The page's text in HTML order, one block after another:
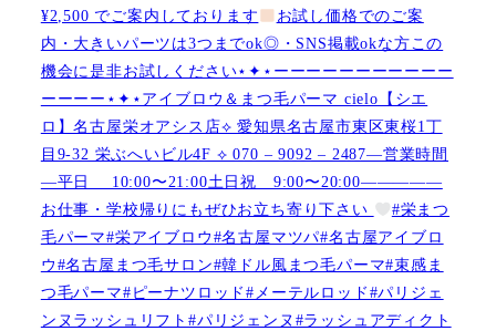
¥2,500 でご案内しております
お試し価格でのご案
内・大きいパーツは3つまでok◎・SNS掲載okな方この
機会に是非お試しください⋆✦⋆ーーーーーーーーーーー
ーーーー⋆✦⋆アイブロウ＆まつ毛パーマ cielo【シエ
ロ】名古屋栄オアシス店︎︎⟡ 愛知県名古屋市東区東桜1丁
目9-32 栄ぶへいビル4F ︎︎⟡ 070 – 9092 – 2487—営業時間
—平日 10:00〜21:00土日祝 9:00〜20:00—————
お仕事・学校帰りにもぜひお立ち寄り下さい
#栄まつ
毛パーマ#栄アイブロウ#名古屋マツパ#名古屋アイブロ
ウ#名古屋まつ毛サロン#韓ドル風まつ毛パーマ#束感ま
つ毛パーマ#ピーナツロッド#メーテルロッド#パリジェ
ンヌラッシュリフト#パリジェンヌ#ラッシュアディクト